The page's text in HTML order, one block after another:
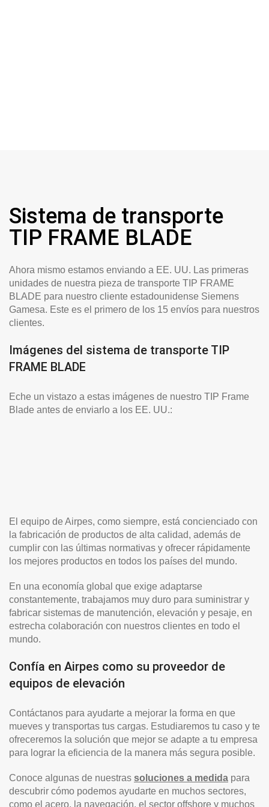
Sistema de transporte
TIP FRAME BLADE
Ahora mismo estamos enviando a EE. UU. Las primeras
unidades de nuestra pieza de transporte TIP FRAME
BLADE para nuestro cliente estadounidense Siemens
Gamesa. Este es el primero de los 15 envíos para nuestros
clientes.
Imágenes del sistema de transporte TIP
FRAME BLADE
Eche un vistazo a estas imágenes de nuestro TIP Frame
Blade antes de enviarlo a los EE. UU.:
El equipo de Airpes, como siempre, está concienciado con
la fabricación de productos de alta calidad, además de
cumplir con las últimas normativas y ofrecer rápidamente
los mejores productos en todos los países del mundo.
En una economía global que exige adaptarse
constantemente, trabajamos muy duro para suministrar y
fabricar sistemas de manutención, elevación y pesaje, en
estrecha colaboración con nuestros clientes en todo el
mundo.
Confía en Airpes como su proveedor de
equipos de elevación
Contáctanos para ayudarte a mejorar la forma en que
mueves y transportas tus cargas. Estudiaremos tu caso y te
ofreceremos la solución que mejor se adapte a tu empresa
para lograr la eficiencia de la manera más segura posible.
Conoce algunas de nuestras soluciones a medida para
descubrir cómo podemos ayudarte en muchos sectores,
como el acero, la navegación, el sector offshore y muchos